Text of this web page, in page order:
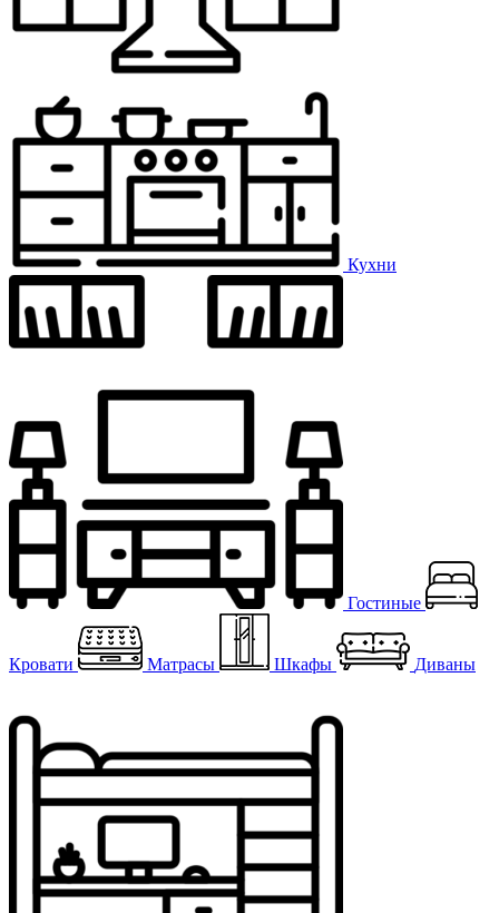
Кухни
Гостиные
Кровати Матрасы Шкафы Диваны